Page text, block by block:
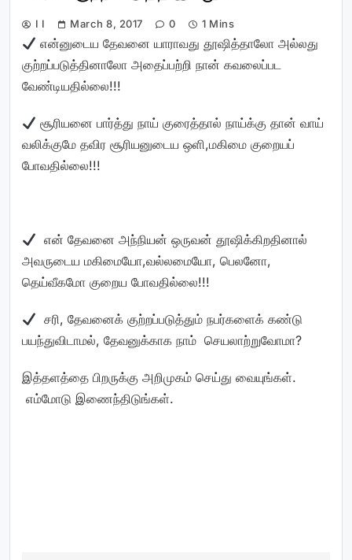
I I March 8, 2017 0 1 Mins
என்னுடைய தேவனை யாராவது தூஷித்தாலோ அல்லது
குற்றப்படுத்தினாலோ அதைப்பற்றி நான் கவலைப்பட
வேண்டியதில்லை!!!
சூரியனை பார்த்து நாய் குரைத்தால் நாய்க்கு தான் வாய்
வலிக்குமே தவிர சூரியனுடைய ஒளி,மகிமை குறையப்
போவதில்லை!!!
என் தேவனை அந்நியன் ஒருவன் தூஷிக்கிறதினால்
அவருடைய மகிமையோ,வல்லமையோ, பெலனோ,
தெய்வீகமோ குறைய போவதில்லை!!!
சரி, தேவனைக் குற்றப்படுத்தும் நபர்களைக் கண்டு
பயந்துவிடாமல், தேவனுக்காக நாம் செயலாற்றுவோமா?
இத்தளத்தை பிறருக்கு அறிமுகம் செய்து வையுங்கள்.
எம்மோடு இணைந்திடுங்கள்.